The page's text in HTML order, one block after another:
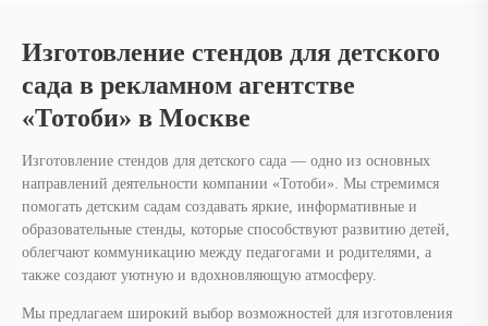
Изготовление стендов для детского
сада в рекламном агентстве
«Тотоби» в Москве
Изготовление стендов для детского сада — одно из основных
направлений деятельности компании «Тотоби». Мы стремимся
помогать детским садам создавать яркие, информативные и
образовательные стенды, которые способствуют развитию детей,
облегчают коммуникацию между педагогами и родителями, а
также создают уютную и вдохновляющую атмосферу.
Мы предлагаем широкий выбор возможностей для изготовления